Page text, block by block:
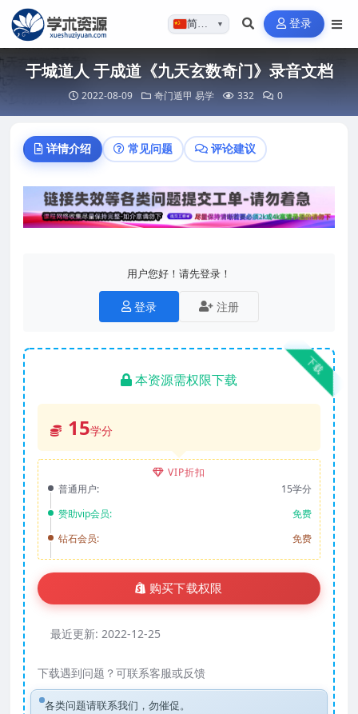
简体…▼ 登录
于城道人 于成道《九天玄数奇门》录音文档
2022-08-09 奇门遁甲 易学 332 0
详情介绍 常见问题 评论建议
用户您好！请先登录！
登录 注册
下载
本资源需权限下载
15学分
VIP折扣
普通用户:
15学分
赞助vip会员:
免费
钻石会员:
免费
购买下载权限
最近更新: 2022-12-25
下载遇到问题？可联系客服或反馈
各类问题请联系我们，勿催促。